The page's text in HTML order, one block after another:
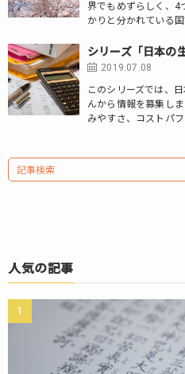
界でもめずらしく、4
かりと分かれている
シリーズ「日本の
2019.07.08
このシリーズでは、
んから情報を募集し
みやすさ、コストパ
人気の記事